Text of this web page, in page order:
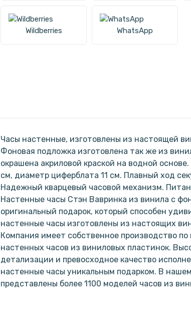
Wildberries WhatsApp
Часы настенные, изготовлены из настоящей
Фоновая подложка изготовлена так же из
окрашена акриловой краской на водной
см, диаметр циферблата 11 см. Плавный ход
Надежный кварцевый часовой механизм.
Настенные часы Стэн Вавринка из винила с
оригинальный подарок, который способен
настенные часы изготовлены из настоящих
Компания имеет собственное производство
настенных часов из виниловых пластинок.
детализации и превосходное качество
настенные часы уникальным подарком. В
представлены более 1100 моделей часов из